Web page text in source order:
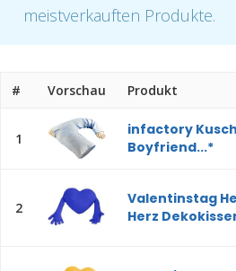
meistverkauften Produkte.
# Vorschau Produkt
1
infactory
Boyfriend...*
2
Valentinstag
Herz